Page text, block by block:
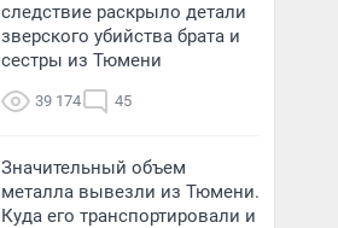
следствие раскрыло детали
зверского убийства брата и
сестры из Тюмени
39 174 45
Значительный объем
металла вывезли из Тюмени.
Куда его транспортировали и